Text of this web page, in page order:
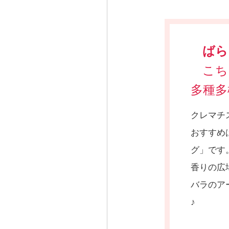
ば
こ
多種
クレマチ
おすすめ
グ」です
香りの広
バラのア
♪